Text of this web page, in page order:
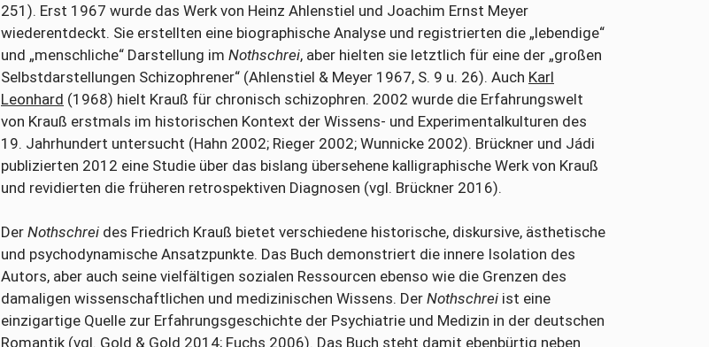
251). Erst 1967 wurde das Werk von Heinz Ahlenstiel und Joachim Ernst Meyer
wiederentdeckt. Sie erstellten eine biographische Analyse und registrierten die „lebendige“
und „menschliche“ Darstellung im Nothschrei, aber hielten sie letztlich für eine der „großen
Selbstdarstellungen Schizophrener“ (Ahlenstiel & Meyer 1967, S. 9 u. 26). Auch Karl
Leonhard (1968) hielt Krauß für chronisch schizophren. 2002 wurde die Erfahrungswelt
von Krauß erstmals im historischen Kontext der Wissens- und Experimentalkulturen des
19. Jahrhundert untersucht (Hahn 2002; Rieger 2002; Wunnicke 2002). Brückner und Jádi
publizierten 2012 eine Studie über das bislang übersehene kalligraphische Werk von Krauß
und revidierten die früheren retrospektiven Diagnosen (vgl. Brückner 2016).
Der Nothschrei des Friedrich Krauß bietet verschiedene historische, diskursive, ästhetische
und psychodynamische Ansatzpunkte. Das Buch demonstriert die innere Isolation des
Autors, aber auch seine vielfältigen sozialen Ressourcen ebenso wie die Grenzen des
damaligen wissenschaftlichen und medizinischen Wissens. Der Nothschrei ist eine
einzigartige Quelle zur Erfahrungsgeschichte der Psychiatrie und Medizin in der deutschen
Romantik (vgl. Gold & Gold 2014; Fuchs 2006). Das Buch steht damit ebenbürtig neben